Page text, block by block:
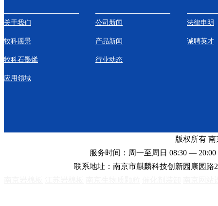
关于我们
牧科愿景
牧科石墨烯
应用领域
公司新闻
产品新闻
行业动态
法律申明
诚聘英才
版权所有
服务时间：周一至周日 08:30 —
联系地址：南京市麒麟科技创新园康园